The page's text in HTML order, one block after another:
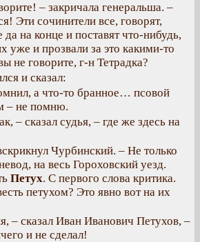
– закричала генеральша. –
Эти сочинители все, говорят,
на конце и поставят что-нибудь,
уже и прозвали за это какими-то
говорите, г-н Тетрадка?
и сказал:
а что-то бранное… псовой
– не помню.
– сказал судья, – где же здесь на
Чурбинский. – Не только
на весь Гороховский уезд.
Петух. С первого слова критика.
петухом? Это явно вот на их
– сказал Иван Иванович Петухов, –
и не сделал!